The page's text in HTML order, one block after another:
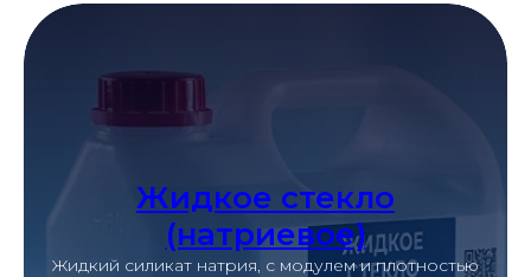
Жидкое стекло
(натриевое)
Жидкий силикат натрия, с модулем и плотностью